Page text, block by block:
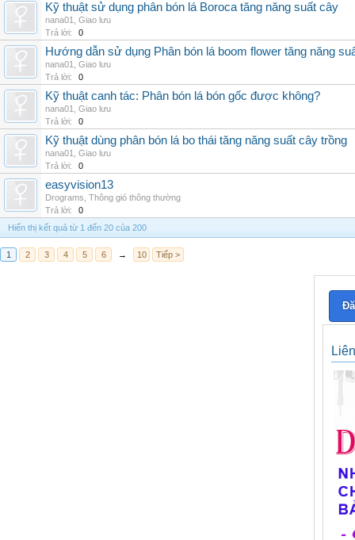
Kỹ thuật sử dụng phân bón lá Boroca tăng năng suất cây
nana01
Giao lưu
Trả lời:
0
Hướng dẫn sử dụng Phân bón lá boom flower tăng năng
nana01
Giao lưu
Trả lời:
0
Kỹ thuật canh tác: Phân bón lá bón gốc được không?
nana01
Giao lưu
Trả lời:
0
Kỹ thuật dùng phân bón lá bo thái tăng năng suất cây trồng
nana01
Giao lưu
Trả lời:
0
easyvision13
Drograms Thông gió thông thường
Trả lời:
0
Hiển thị kết quả từ 1 đến 20 của 200
1 2 3 4 5 6 → 10 Tiếp >